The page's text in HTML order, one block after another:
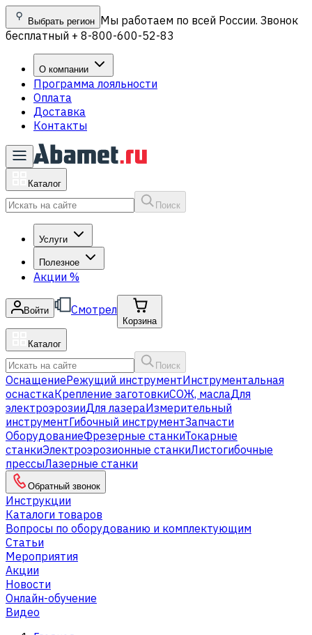
Выбрать регион Мы работаем по всей России. Звонок
бесплатный + 8-800-600-52-83
О компании
Программа лояльности
Оплата
Доставка
Контакты
Каталог
Поиск
Услуги
Полезное
Акции %
Войти Смотрел
Корзина
Каталог
Поиск
ОснащениеРежущий инструментИнструментальная
оснасткаКрепление заготовкиСОЖ, маслаДля
электроэрозииДля лазераИзмерительный
инструментГибочный инструментЗапчасти
ОборудованиеФрезерные станкиТокарные
станкиЭлектроэрозионные станкиЛистогибочные
прессыЛазерные станки
Обратный звонок
Инструкции
Каталоги товаров
Вопросы по оборудованию и комплектующим
Статьи
Мероприятия
Акции
Новости
Онлайн-обучение
Видео